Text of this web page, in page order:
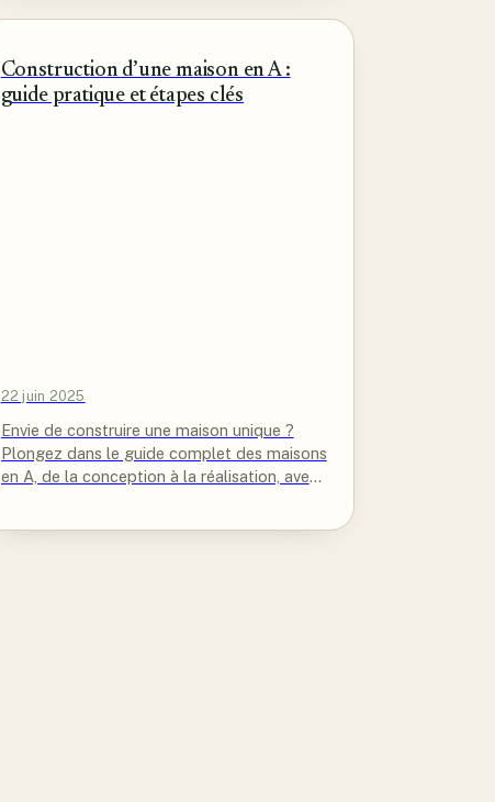
Construction d’une maison en A :
guide pratique et étapes clés
22 juin 2025
Envie de construire une maison unique ?
Plongez dans le guide complet des maisons
en A, de la conception à la réalisation, avec